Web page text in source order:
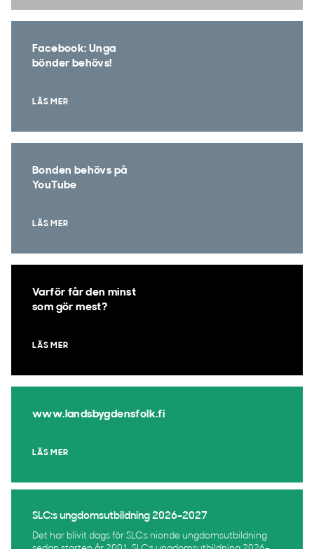
Facebook: Unga
bönder behövs!
LÄS MER
Bonden behövs på
YouTube
LÄS MER
Varför får den minst
som gör mest?
LÄS MER
www.landsbygdensfolk.fi
LÄS MER
SLC:s ungdomsutbildning 2026–2027
Det har blivit dags för SLC:s nionde ungdomsutbildning